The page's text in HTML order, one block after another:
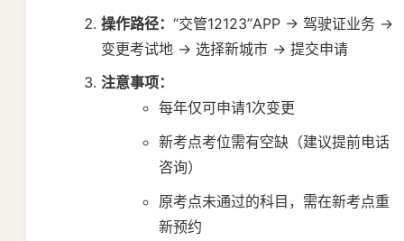
操作路径：“交管12123”APP → 驾驶证业务 →
变更考试地 → 选择新城市 → 提交申请
注意事项：
每年仅可申请1次变更
新考点考位需有空缺（建议提前电话
咨询）
原考点未通过的科目，需在新考点重
新预约